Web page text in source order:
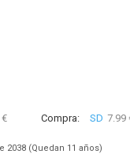
€ Compra: SD 7.99
2038 (Quedan 11 años)